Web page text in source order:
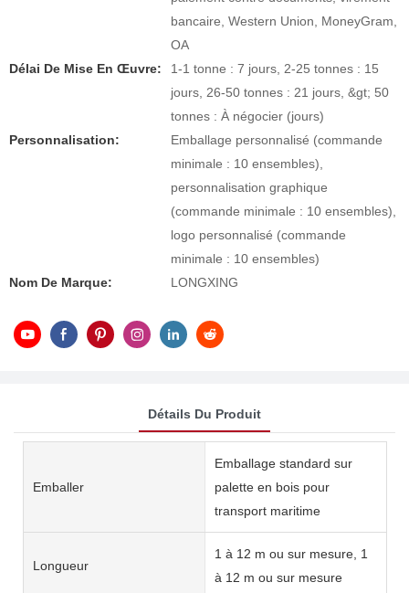
bancaire, Western Union, MoneyGram,
OA
Délai De Mise En Œuvre:
1-1 tonne : 7 jours, 2-25 tonnes : 15
jours, 26-50 tonnes : 21 jours, &gt; 50
tonnes : À négocier (jours)
Personnalisation:
Emballage personnalisé (commande
minimale : 10 ensembles),
personnalisation graphique
(commande minimale : 10 ensembles),
logo personnalisé (commande
minimale : 10 ensembles)
Nom De Marque:
LONGXING
Détails Du Produit
Emballer
Emballage standard sur
palette en bois pour
transport maritime
Longueur
1 à 12 m ou sur mesure, 1
à 12 m ou sur mesure